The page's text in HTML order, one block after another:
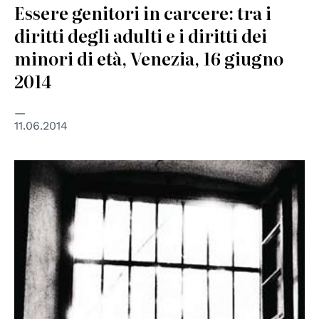
Essere genitori in carcere: tra i
diritti degli adulti e i diritti dei
minori di età, Venezia, 16 giugno
2014
11.06.2014
© Ristretti Orizzonti